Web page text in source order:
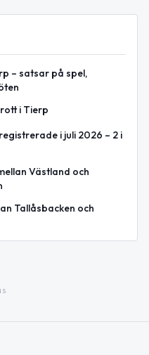
– satsar på spel,
i Tierp
i juli 2026 – 2 i
Västland och
Tallåsbacken och